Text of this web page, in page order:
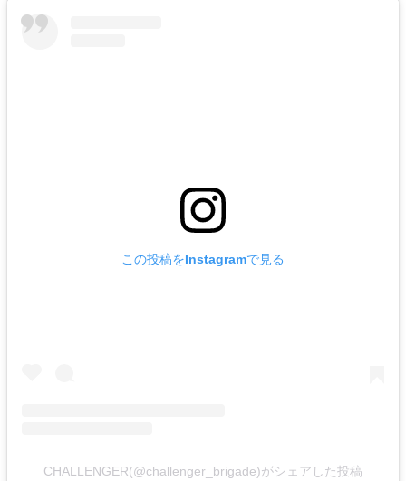
この投稿をInstagramで見る
CHALLENGER(@challenger_brigade)がシェアした投稿